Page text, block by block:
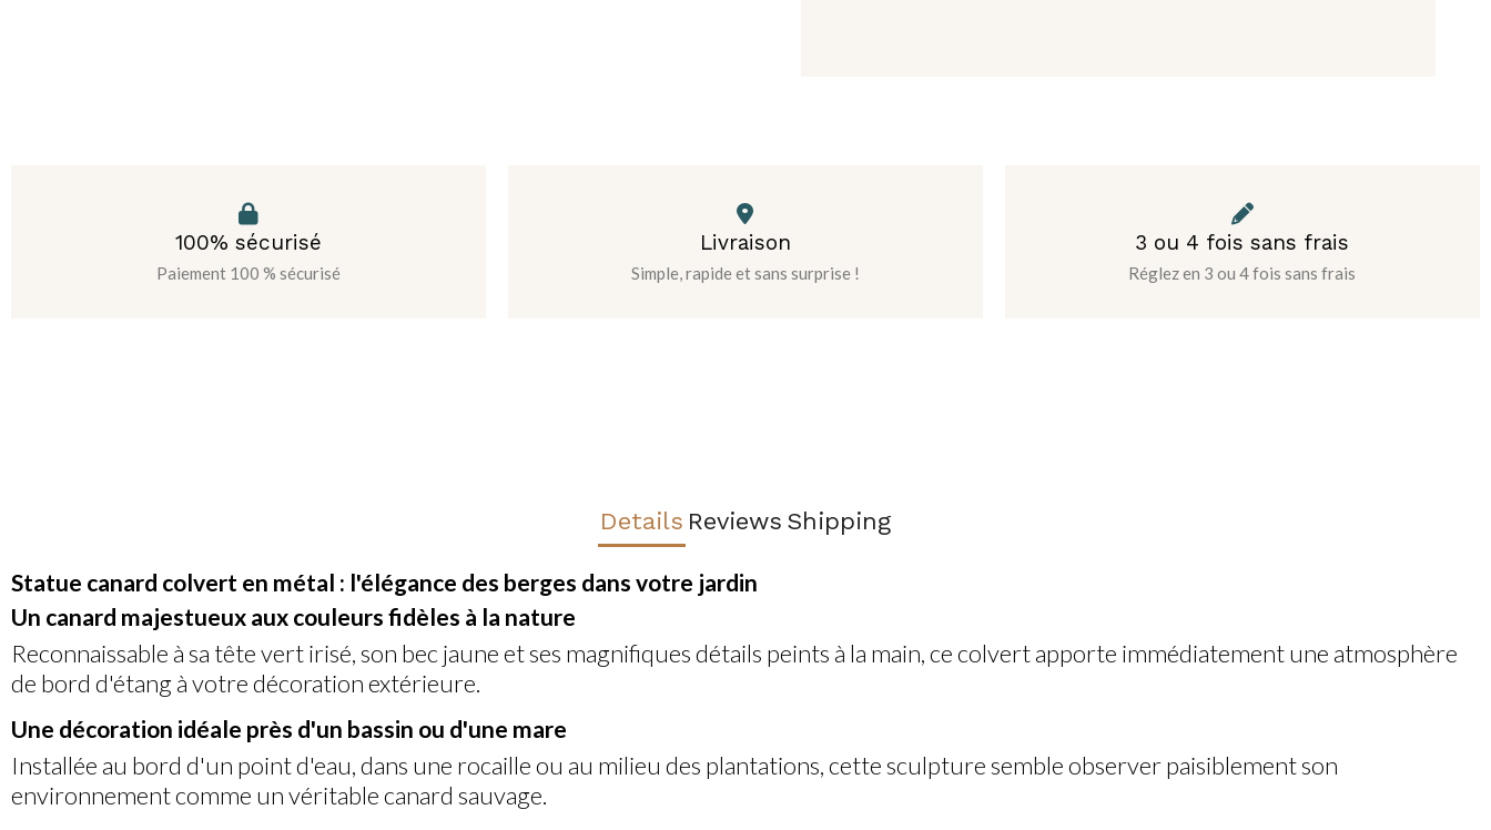
100% sécurisé
Paiement 100 % sécurisé
Livraison
Simple, rapide et sans surprise !
3 ou 4 fois sans frais
Réglez en 3 ou 4 fois sans frais
Details Reviews Shipping
Statue canard colvert en métal : l'élégance des berges dans votre jardin
Un canard majestueux aux couleurs fidèles à la nature
Reconnaissable à sa tête vert irisé, son bec jaune et ses magnifiques détails peints à la main, ce colvert apporte immédiatement une atmosphère
de bord d'étang à votre décoration extérieure.
Une décoration idéale près d'un bassin ou d'une mare
Installée au bord d'un point d'eau, dans une rocaille ou au milieu des plantations, cette sculpture semble observer paisiblement son
environnement comme un véritable canard sauvage.